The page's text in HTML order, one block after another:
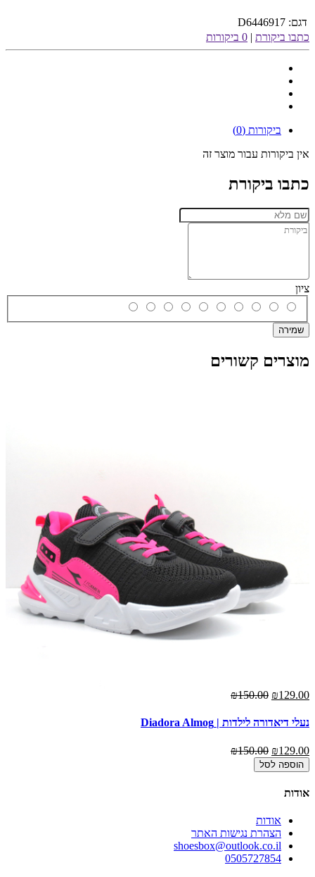
דגם: D6446917
כתבו ביקורת | 0 ביקורות
ביקורות (0)
אין ביקורות עבור מוצר זה
כתבו ביקורת
ציון
שמירה
מוצרים קשורים
₪129.00
₪150.00
נעלי דיאדורה לילדות | Diadora Almog
₪129.00
₪150.00
הוספה לסל
אודות
אודות
הצהרת נגישות האתר
shoesbox@outlook.co.il
0505727854